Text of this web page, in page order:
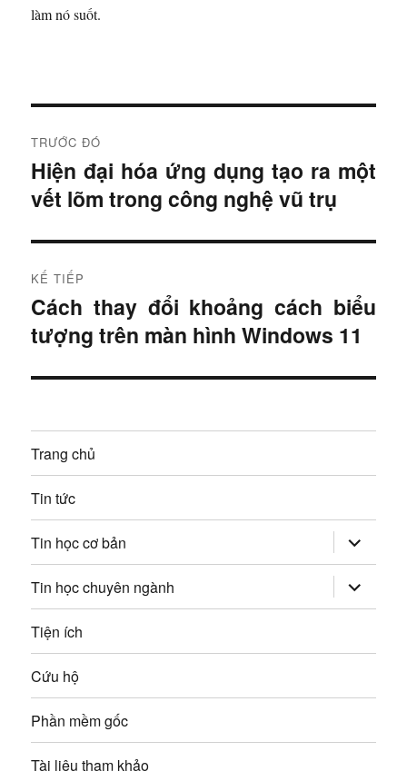
làm nó suốt.
i
ề
u
h
ư
g
b
à
i
v
i
ế
t
TRƯỚC ĐÓ
B
à
t
r
ư
ớ
c
:
Hiện đại hóa ứng dụng tạo ra một
vết lõm trong công nghệ vũ trụ
KẾ TIẾP
B
à
t
ế
p
Cách thay đổi khoảng cách biểu
tượng trên màn hình Windows 11
Trang chủ
Tin tức
Tin học cơ bản mở
rộng
trình
đơn
con
Tin học chuyên ngành mở
rộng
trình
Tiện ích
Cứu hộ
Phần mềm gốc
Tài liệu tham khảo